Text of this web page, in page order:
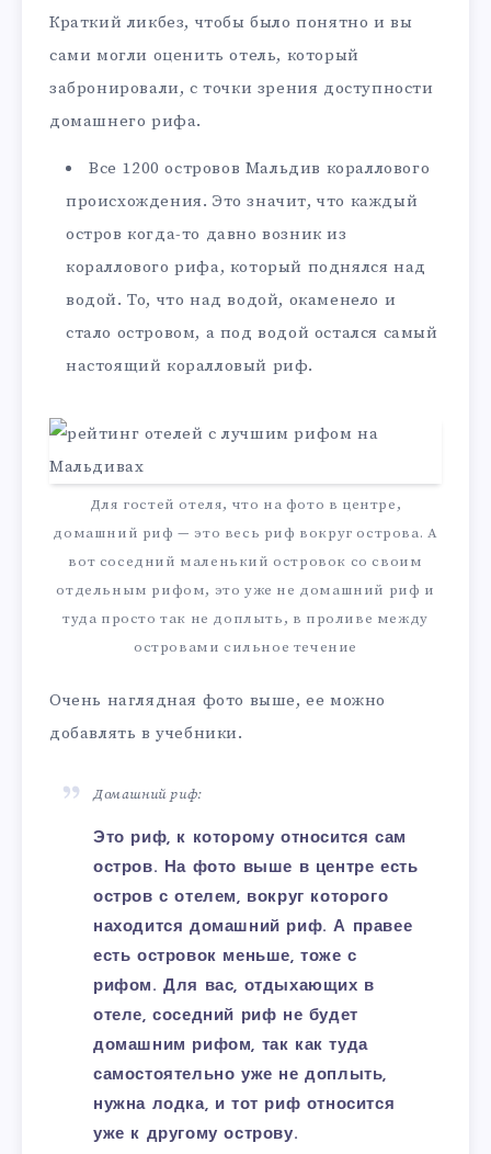
Краткий ликбез, чтобы было понятно и вы
сами могли оценить отель, который
забронировали, с точки зрения доступности
домашнего рифа.
Все 1200 островов Мальдив кораллового
происхождения. Это значит, что каждый
остров когда-то давно возник из
кораллового рифа, который поднялся над
водой. То, что над водой, окаменело и
стало островом, а под водой остался самый
настоящий коралловый риф.
Для гостей отеля, что на фото в центре,
домашний риф — это весь риф вокруг острова. А
вот соседний маленький островок со своим
отдельным рифом, это уже не домашний риф и
туда просто так не доплыть, в проливе между
островами сильное течение
Очень наглядная фото выше, ее можно
добавлять в учебники.
Домашний риф:
Это риф, к которому относится сам
остров. На фото выше в центре есть
остров с отелем, вокруг которого
находится домашний риф. А правее
есть островок меньше, тоже с
рифом. Для вас, отдыхающих в
отеле, соседний риф не будет
домашним рифом, так как туда
самостоятельно уже не доплыть,
нужна лодка, и тот риф относится
уже к другому острову.